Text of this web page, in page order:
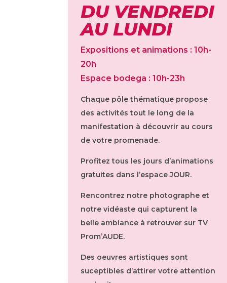
DU VENDREDI
AU LUNDI
Expositions et animations : 10h-
20h
Espace bodega : 10h-23h
Chaque pôle thématique propose
des activités tout le long de la
manifestation à découvrir au cours
de votre promenade.
Profitez tous les jours d’animations
gratuites dans l’espace JOUR.
Rencontrez notre photographe et
notre vidéaste qui capturent la
belle ambiance à retrouver sur TV
Prom’AUDE.
Des oeuvres artistiques sont
suceptibles d’attirer votre attention